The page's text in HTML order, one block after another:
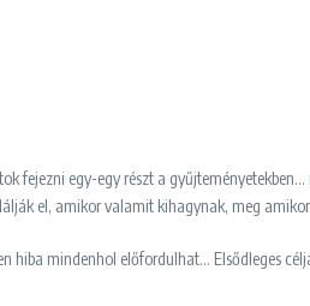
fejezni egy-egy részt a
el, amikor valamit kihagynak, meg
mindenhol előfordulhat… Elsődleges